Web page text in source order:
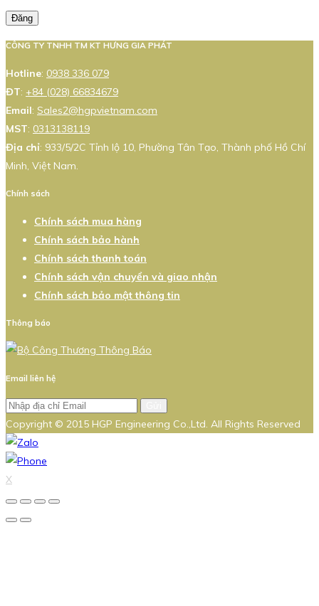
Đăng
CÔNG TY TNHH TM KT HƯNG GIA PHÁT
Hotline: 0938 336 079
ĐT: +84 (028) 66834679
Email: Sales2@hgpvietnam.com
MST: 0313138119
Địa chỉ: 933/5/2C Tỉnh lộ 10, Phường Tân Tạo, Thành phố Hồ Chí
Minh, Việt Nam.
Chính sách
Chính sách mua hàng
Chính sách bảo hành
Chính sách thanh toán
Chính sách vận chuyển và giao nhận
Chính sách bảo mật thông tin
Thông báo
Email liên hệ
Copyright © 2015 HGP Engineering Co.,Ltd. All Rights Reserved
X